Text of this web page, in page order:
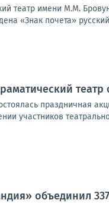
театр имени М.М.
«Знак почета»
праздничная
участников
объединил